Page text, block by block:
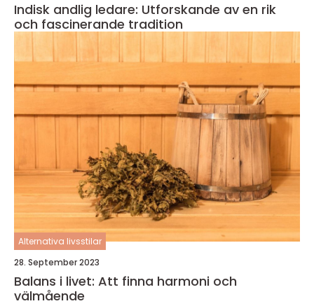
Indisk andlig ledare: Utforskande av en rik
och fascinerande tradition
Alternativa livsstilar
28. September 2023
Balans i livet: Att finna harmoni och
välmående